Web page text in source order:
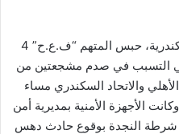
قررت نيابة العامرية ثان غرب الإسكندرية، حبس المتهم “ف.ع.ح” 4
في التسبب في صدم مشجعتين من
والاتحاد السكندري مساء
الأجهزة الأمنية بمديرية أمن
شرطة النجدة بوقوع حادث دهس